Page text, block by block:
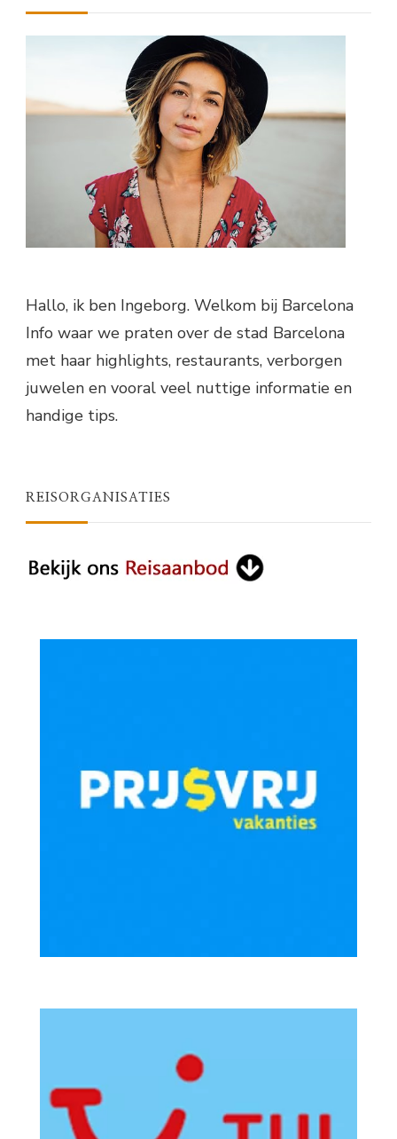
Hallo, ik ben Ingeborg. Welkom bij Barcelona
Info waar we praten over de stad Barcelona
met haar highlights, restaurants, verborgen
juwelen en vooral veel nuttige informatie en
handige tips.
REISORGANISATIES